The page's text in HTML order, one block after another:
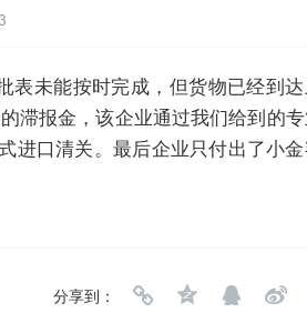
表未能按时完成，但货物已经到
滞报金，该企业通过我们给到的
进口清关。最后企业只付出了小
分享到：